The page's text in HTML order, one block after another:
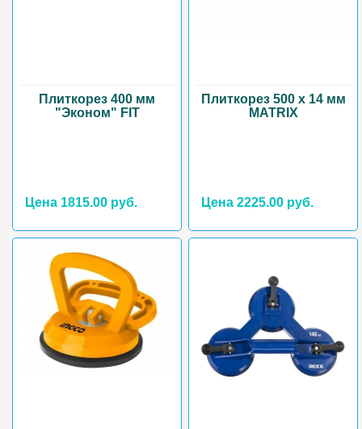
Плиткорез 400 мм
"Эконом" FIT
Цена 1815.00 руб.
Плиткорез 500 х 14 мм
MATRIX
Цена 2225.00 руб.